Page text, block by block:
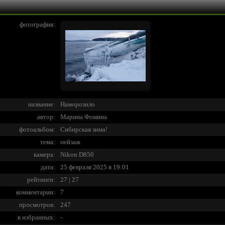
фотография:
название:
Наморозило
автор:
Марина Фомина
фотоальбом:
Сибирская зима!
тема:
пейзаж
камера:
Nikon D850
дата:
25 февраля 2025 в 19:01
рейтинги:
27 | 27
комментарии:
7
просмотров:
247
в избранных:
-